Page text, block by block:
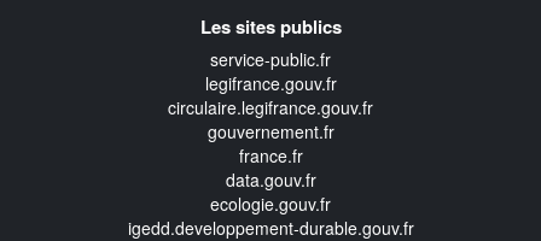
Les sites publics
service-public.fr
legifrance.gouv.fr
circulaire.legifrance.gouv.fr
gouvernement.fr
france.fr
data.gouv.fr
ecologie.gouv.fr
igedd.developpement-durable.gouv.fr